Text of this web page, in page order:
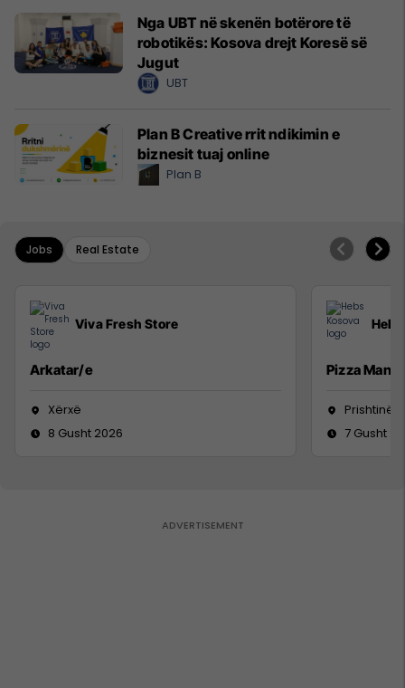
Nga UBT në skenën botërore të
robotikës: Kosova drejt Koresë së
Jugut
UBT
Plan B Creative rrit ndikimin e
biznesit tuaj online
Plan B
Jobs Real Estate
Viva Fresh Store
Arkatar/e
Xërxë
8 Gusht 2026
Pizza Man
Prishtinë
7 Gusht